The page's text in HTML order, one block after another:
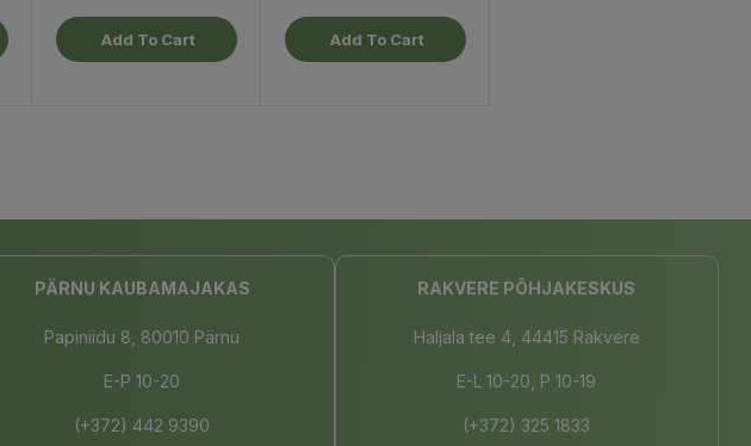
Add To Cart Add To Cart
PÄRNU KAUBAMAJAKAS
Papiniidu 8, 80010 Pärnu
E-P 10-20
(+372) 442 9390
RAKVERE PÕHJAKESKUS
Haljala tee 4, 44415 Rakvere
E-L 10-20, P 10-19
(+372) 325 1833